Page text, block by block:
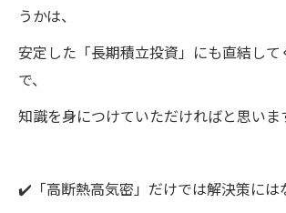
うかは、
安定した「長期積立投資」にも直結して
で、
知識を身につけていただければと思いま
✔️「高断熱高気密」だけでは解決策には